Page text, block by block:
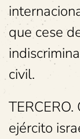
que cese
civil.
ejército